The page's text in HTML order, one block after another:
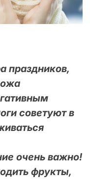
праздников,
советуют в
очень важно!
фрукты,